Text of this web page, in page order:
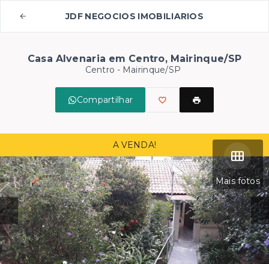
JDF NEGOCIOS IMOBILIARIOS
Casa Alvenaria em Centro, Mairinque/SP
Centro - Mairinque/SP
Compartilhar
Mais fotos
A VENDA!